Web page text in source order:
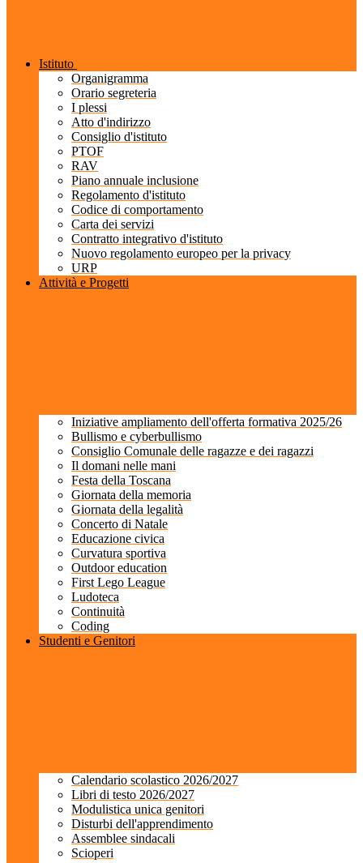
Istituto
Organigramma
Orario segreteria
I plessi
Atto d'indirizzo
Consiglio d'istituto
PTOF
RAV
Piano annuale inclusione
Regolamento d'istituto
Codice di comportamento
Carta dei servizi
Contratto integrativo d'istituto
Nuovo regolamento europeo per la privacy
URP
Attività e Progetti
Iniziative ampliamento dell'offerta formativa 2025/26
Bullismo e cyberbullismo
Consiglio Comunale delle ragazze e dei ragazzi
Il domani nelle mani
Festa della Toscana
Giornata della memoria
Giornata della legalità
Concerto di Natale
Educazione civica
Curvatura sportiva
Outdoor education
First Lego League
Ludoteca
Continuità
Coding
Studenti e Genitori
Calendario scolastico 2026/2027
Libri di testo 2026/2027
Modulistica unica genitori
Disturbi dell'apprendimento
Assemblee sindacali
Scioperi